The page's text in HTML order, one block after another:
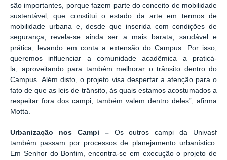
são importantes, porque fazem parte do conceito de mobilidade
sustentável, que constitui o estado da arte em termos de
mobilidade urbana e, desde que inserida com condições de
segurança, revela-se ainda ser a mais barata, saudável e
prática, levando em conta a extensão do Campus. Por isso,
queremos influenciar a comunidade acadêmica a praticá-
la, aproveitando para também melhorar o trânsito dentro do
Campus. Além disto, o projeto visa despertar a atenção para o
fato de que as leis de trânsito, às quais estamos acostumados a
respeitar fora dos campi, também valem dentro deles”, afirma
Motta.
Urbanização nos Campi –Os outros campi da Univasf
também passam por processos de planejamento urbanístico.
Em Senhor do Bonfim, encontra-se em execução o projeto de